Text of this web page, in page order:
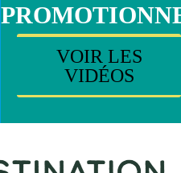
VOIR LES
VIDÉOS